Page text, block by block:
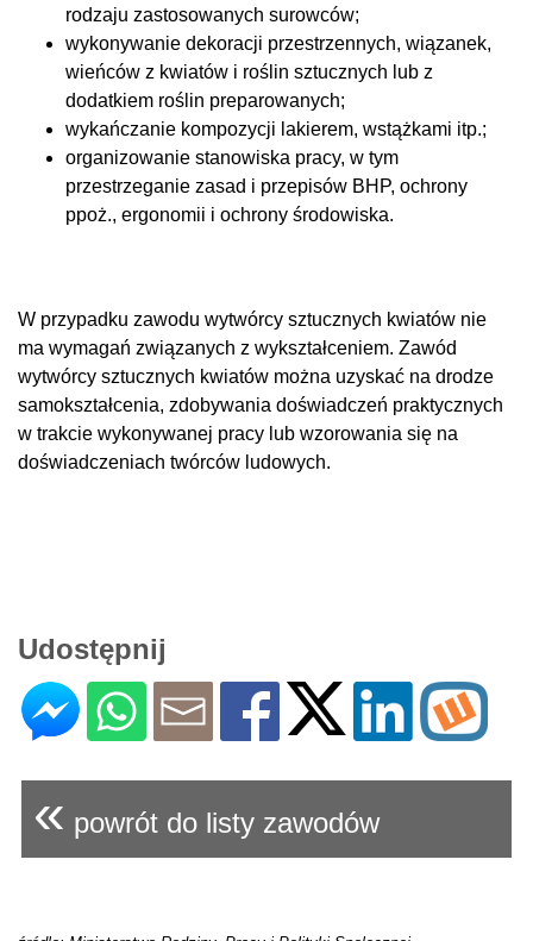
rodzaju zastosowanych surowców;
wykonywanie dekoracji przestrzennych, wiązanek,
wieńców z kwiatów i roślin sztucznych lub z
dodatkiem roślin preparowanych;
wykańczanie kompozycji lakierem, wstążkami itp.;
organizowanie stanowiska pracy, w tym
przestrzeganie zasad i przepisów BHP, ochrony
ppoż., ergonomii i ochrony środowiska.
W przypadku zawodu wytwórcy sztucznych kwiatów nie
ma wymagań związanych z wykształceniem. Zawód
wytwórcy sztucznych kwiatów można uzyskać na drodze
samokształcenia, zdobywania doświadczeń praktycznych
w trakcie wykonywanej pracy lub wzorowania się na
doświadczeniach twórców ludowych.
Udostępnij
« powrót do listy zawodów